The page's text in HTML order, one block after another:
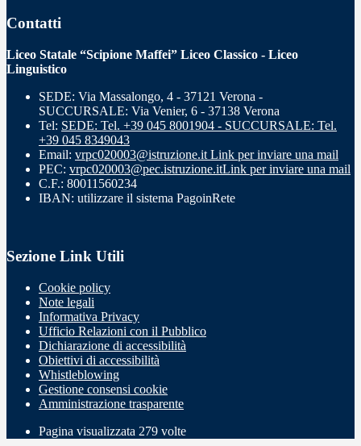
Contatti
Liceo Statale “Scipione Maffei” Liceo Classico - Liceo
Linguistico
SEDE: Via Massalongo, 4 - 37121 Verona -
SUCCURSALE: Via Venier, 6 - 37138 Verona
Tel: SEDE: Tel. +39 045 8001904 - SUCCURSALE: Tel.
+39 045 8349043
Email: vrpc020003@istruzione.it Link per inviare una mail
PEC: vrpc020003@pec.istruzione.itLink per inviare una mail
C.F.: 80011560234
IBAN: utilizzare il sistema PagoinRete
Sezione Link Utili
Cookie policy
Note legali
Informativa Privacy
Ufficio Relazioni con il Pubblico
Dichiarazione di accessibilità
Obiettivi di accessibilità
Whistleblowing
Gestione consensi cookie
Amministrazione trasparente
Pagina visualizzata 279 volte